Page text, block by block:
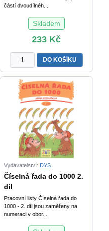
částí dvoudílnéh...
Skladem
233 Kč
A
do
slabikář
pro
stupeň
základní
školy
množství
DO KOŠÍKU
Vydavatelství: DYS
Číselná řada do 1000 2.
díl
Pracovní listy Číselná řada do
1000 - 2. díl jsou zaměřeny na
numeraci v obor...